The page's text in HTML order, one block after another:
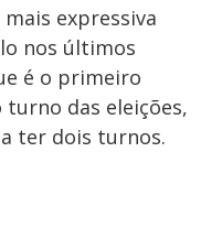
expressiva
nos últimos
é o primeiro
das eleições,
ter dois turnos.